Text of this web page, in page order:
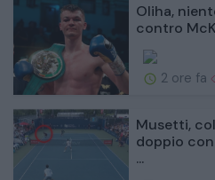
Oliha,
contro
2 ore fa
Musetti,
doppio
...